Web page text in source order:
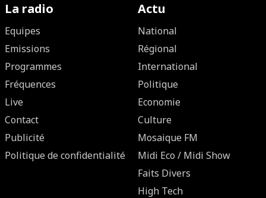
La radio
Equipes
Emissions
Programmes
Fréquences
Live
Contact
Publicité
Politique de confidentialité
Actu
National
Régional
International
Politique
Economie
Culture
Mosaique FM
Midi Eco / Midi Show
Faits Divers
High Tech